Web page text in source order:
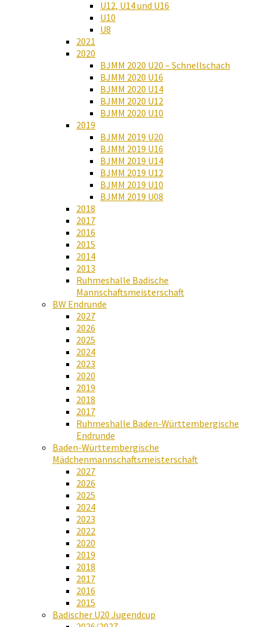
U12, U14 und U16
U10
U8
2021
2020
BJMM 2020 U20 – Schnellschach
BJMM 2020 U16
BJMM 2020 U14
BJMM 2020 U12
BJMM 2020 U10
2019
BJMM 2019 U20
BJMM 2019 U16
BJMM 2019 U14
BJMM 2019 U12
BJMM 2019 U10
BJMM 2019 U08
2018
2017
2016
2015
2014
2013
Ruhmeshalle Badische
Mannschaftsmeisterschaft
BW Endrunde
2027
2026
2025
2024
2023
2020
2019
2018
2017
Ruhmeshalle Baden-Württembergische
Endrunde
Baden-Württembergische
Mädchenmannschaftsmeisterschaft
2027
2026
2025
2024
2023
2022
2020
2019
2018
2017
2016
2015
Badischer U20 Jugendcup